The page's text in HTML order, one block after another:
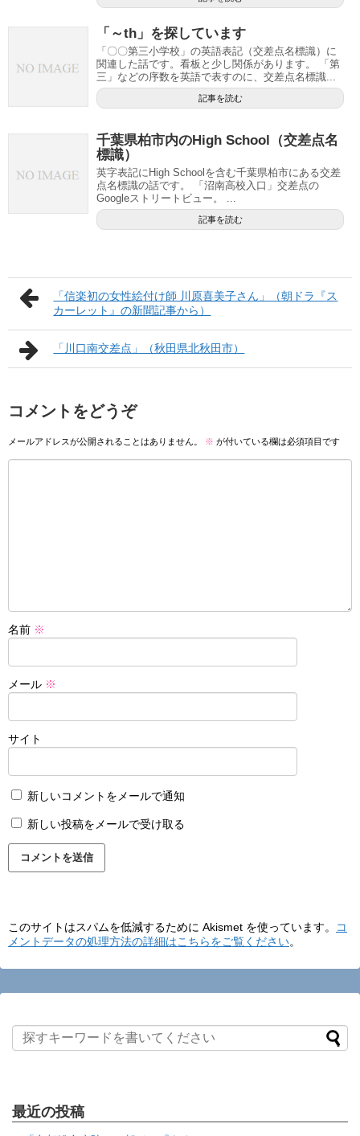
「～th」を探しています
「〇〇第三小学校」の英語表記（交差点名標識）に
関連した話です。看板と少し関係があります。 「第
三」などの序数を英語で表すのに、交差点名標識...
記事を読む
千葉県柏市内のHigh School（交差点名
標識）
英字表記にHigh Schoolを含む千葉県柏市にある交差
点名標識の話です。 「沼南高校入口」交差点の
Googleストリートビュー。 ...
記事を読む
「信楽初の女性絵付け師 川原喜美子さん」（朝ドラ『ス
カーレット』の新聞記事から）
「川口南交差点」（秋田県北秋田市）
コメントをどうぞ
メールアドレスが公開されることはありません。 ※ が付いている欄は必須項目です
名前 ※
メール ※
サイト
新しいコメントをメールで通知
新しい投稿をメールで受け取る
このサイトはスパムを低減するために Akismet を使っています。
コ
メントデータの処理方法の詳細はこちらをご覧ください。
最近の投稿